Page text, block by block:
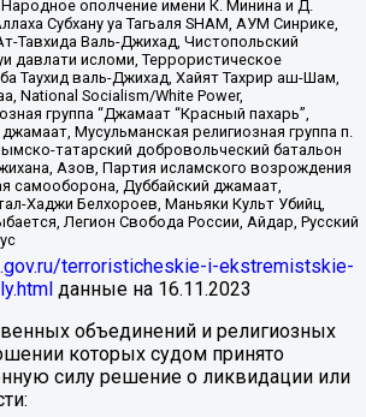
ополчение имени К. Минина и Д.
Субхану уа Тагьаля SHAM, АУМ Синрике,
Тавхида Валь-Джихад, Чистопольский
давлати исломи, Террористическое
Таухид валь-Джихад, Хайят Тахрир аш-Шам,
National Socialism/White Power,
группа “Джамаат “Красный пахарь”,
Мусульманская религиозная группа п.
татарский добровольческий батальон
Азов, Партия исламского возрождения
самооборона, Дуббайский джамаат,
Хаджи Белхороев, Маньяки Культ Убийц,
Легион Свобода России, Айдар, Русский
terroristicheskie-i-ekstremistskie-
данные на 16.11.2023
объединений и религиозных
которых судом принято
силу решение о ликвидации или